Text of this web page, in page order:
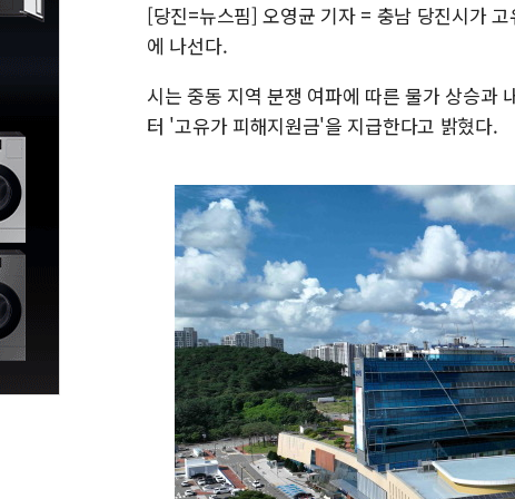
[당진=뉴스핌] 오영균 기자 = 충남 당진시가
에 나선다.
시는 중동 지역 분쟁 여파에 따른 물가 상승과
터 '고유가 피해지원금'을 지급한다고 밝혔다.